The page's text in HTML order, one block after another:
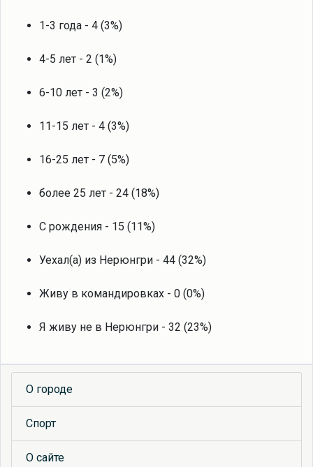
1-3 года - 4 (3%)
4-5 лет - 2 (1%)
6-10 лет - 3 (2%)
11-15 лет - 4 (3%)
16-25 лет - 7 (5%)
более 25 лет - 24 (18%)
С рождения - 15 (11%)
Уехал(а) из Нерюнгри - 44 (32%)
Живу в командировках - 0 (0%)
Я живу не в Нерюнгри - 32 (23%)
О городе
Спорт
О сайте